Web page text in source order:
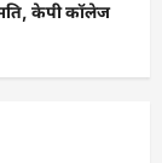
केपी कॉलेज